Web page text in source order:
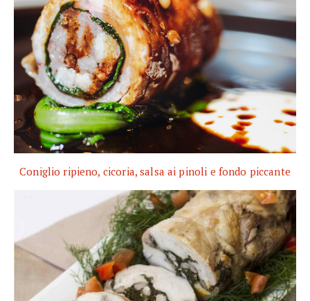
Coniglio ripieno, cicoria, salsa ai pinoli e fondo piccante